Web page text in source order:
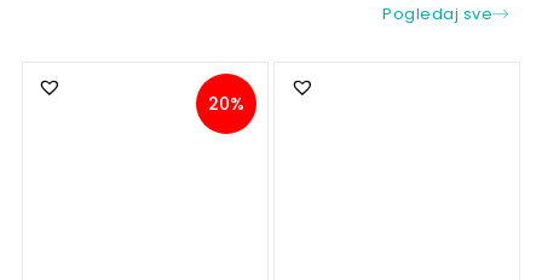
Pogledaj sve
20%